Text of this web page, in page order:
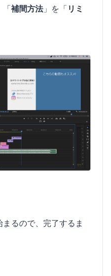
「補間方法」を「 リミ
るので、完了するま